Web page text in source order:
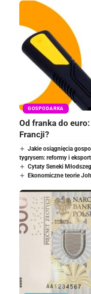
GOSPODARKA
Od franka do
Francji?
Jakie osiągnięcia
tygrysem: reformy i eksport
Cytaty Seneki
Ekonomiczne teorie